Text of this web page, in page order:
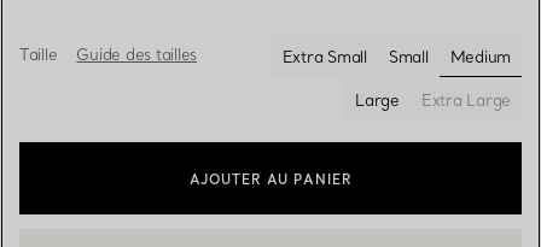
Taille Guide des tailles Extra Small Small
Medium
Large
Extra Large
AJOUTER AU PANIER